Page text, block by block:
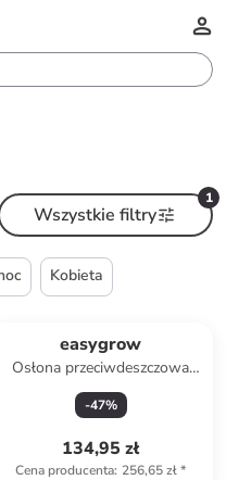
1
Wszystkie filtry
Kobieta
easygrow
Osłona przeciwdeszczowa
"Cover me" w kolorze
granatowym
-47%
134,95 zł
Cena producenta: 256,65 zł*